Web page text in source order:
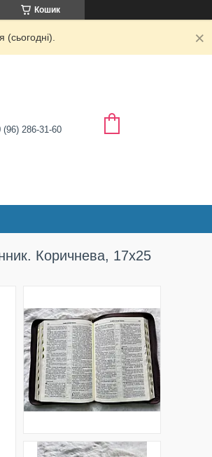
Кошик
(96) 286-31-60
Коричнева, 17х25